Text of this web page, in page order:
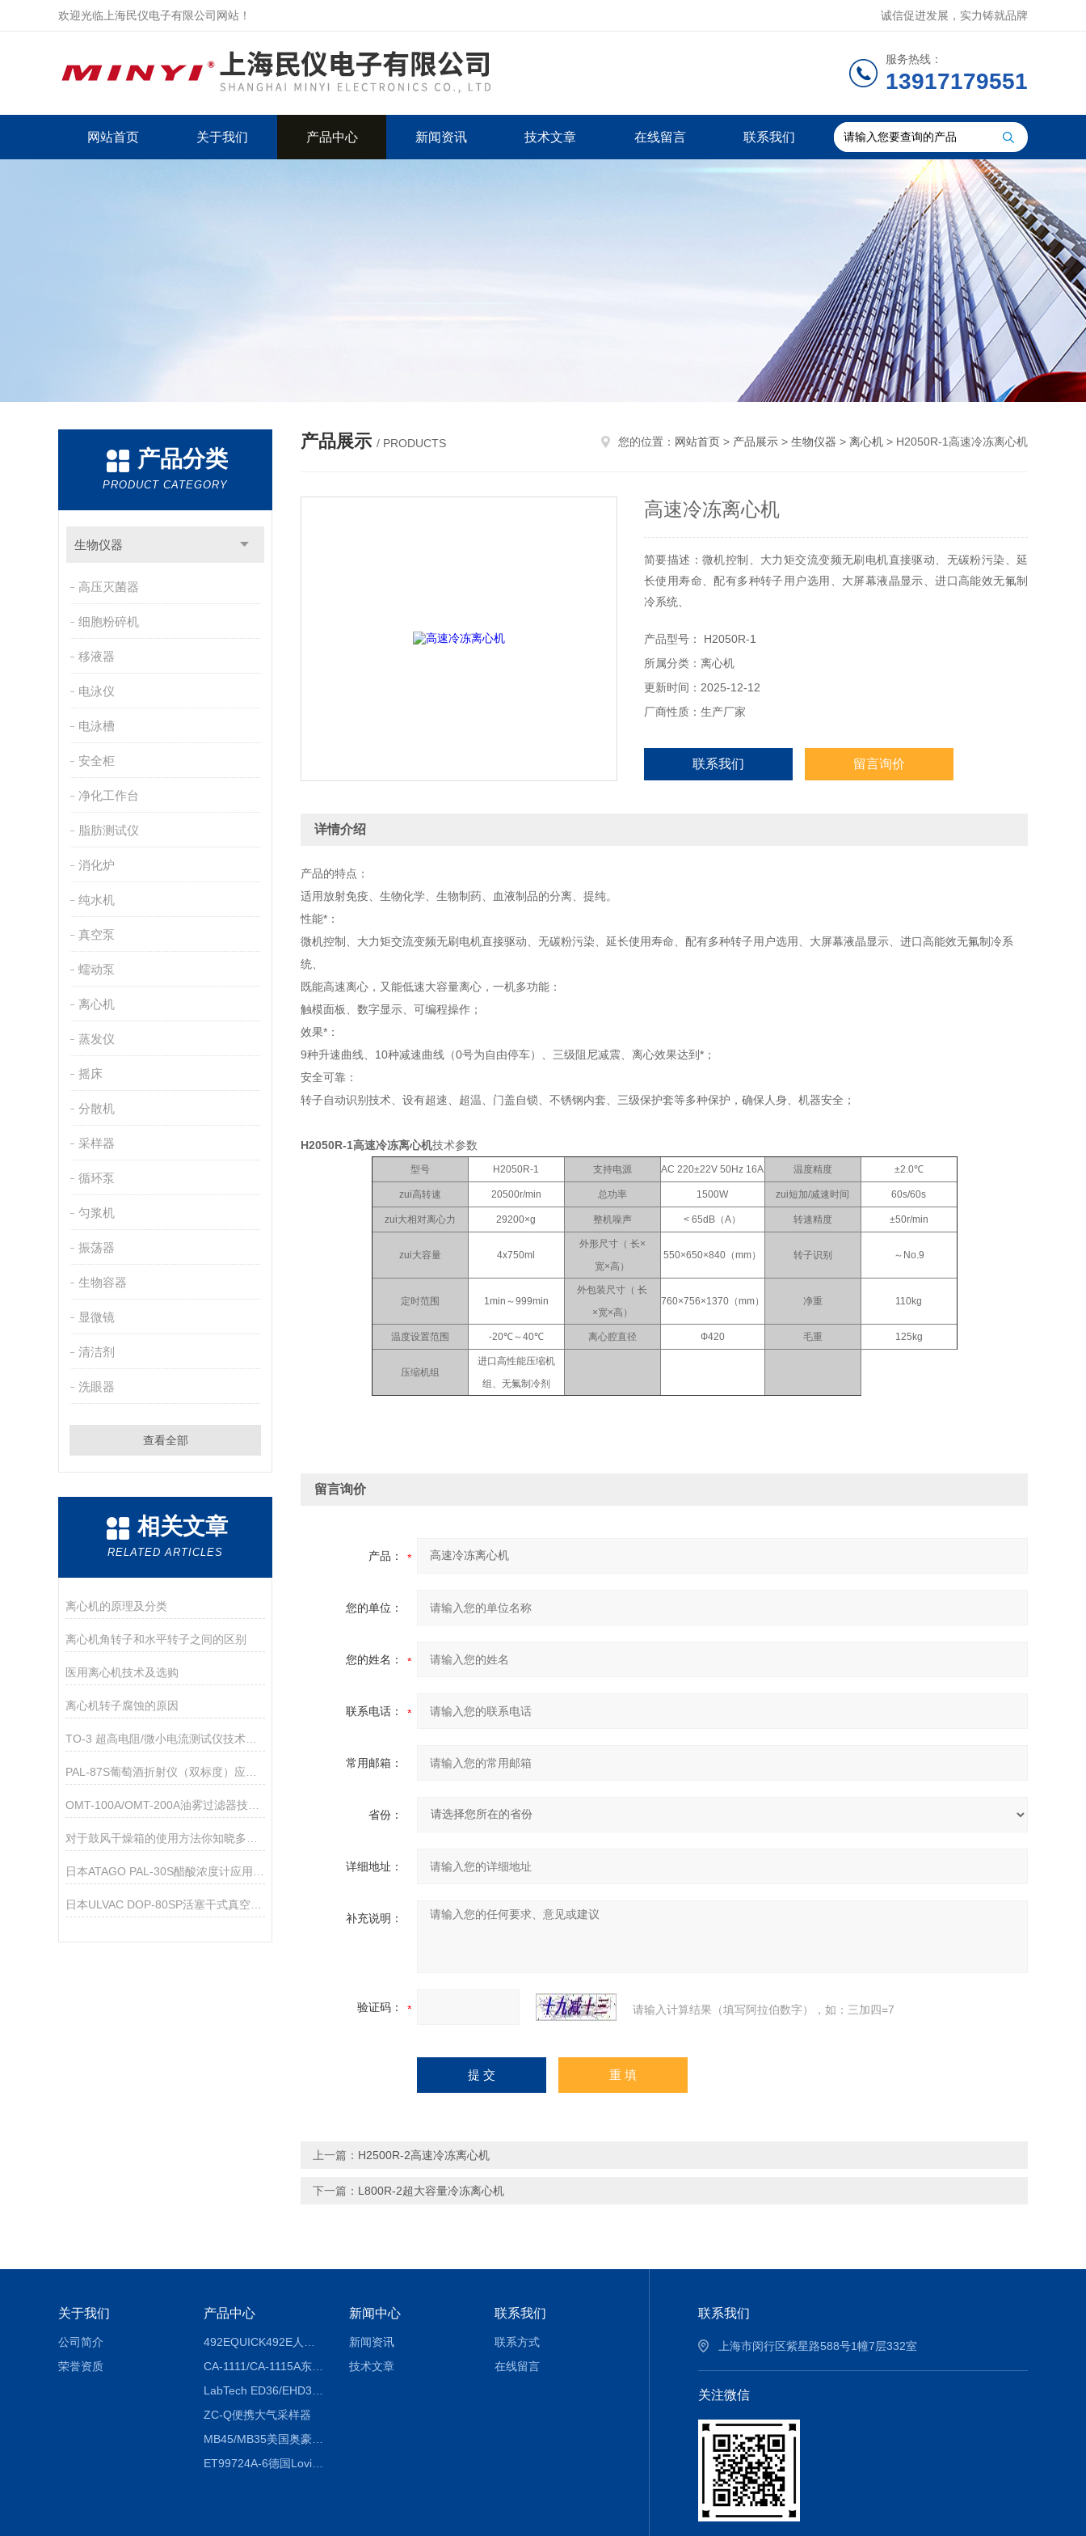
欢迎光临上海民仪电子有限公司网站！ 诚信促进发展，实力铸就品牌
服务热线：
13917179551
网站首页 关于我们 产品中心 新闻资讯 技术文章 在线留言 联系我们
产品分类
PRODUCT CATEGORY
生物仪器
高压灭菌器
细胞粉碎机
移液器
电泳仪
电泳槽
安全柜
净化工作台
脂肪测试仪
消化炉
纯水机
真空泵
蠕动泵
离心机
蒸发仪
摇床
分散机
采样器
循环泵
匀浆机
振荡器
生物容器
显微镜
清洁剂
洗眼器
查看全部
相关文章
RELATED ARTICLES
离心机的原理及分类
离心机角转子和水平转子之间的区别
医用离心机技术及选购
离心机转子腐蚀的原因
TO-3 超高电阻/微小电流测试仪技术参数
OMT-100A/OMT-200A油雾过滤器技术参数
产品展示 / PRODUCTS 您的位置： 网站首页 > 产品展示 > 生物仪器 > 离心机 > H2050R-1高速冷冻离心机
高速冷冻离心机
简要描述：微机控制、大力矩交流变频无刷电机直接驱动、无碳粉污染、延
长使用寿命、配有多种转子用户选用、大屏幕液晶显示、进口高能效无氟制
冷系统、
触模面板、数字显示、可编程操作；
产品型号： H2050R-1
所属分类：离心机
更新时间：2025-12-12
厂商性质：生产厂家
联系我们 留言询价
详情介绍
产品的特点：
适用放射免疫、生物化学、生物制药、血液制品的分离、提纯。
性能*：
微机控制、大力矩交流变频无刷电机直接驱动、无碳粉污染、延长使用寿命、配有多种转子用户选用、大屏幕液晶显示、进口高能效无氟制冷系
统、
既能高速离心，又能低速大容量离心，一机多功能：
触模面板、数字显示、可编程操作；
效果*：
9种升速曲线、10种减速曲线（0号为自由停车）、三级阻尼减震、离心效果达到*；
安全可靠：
转子自动识别技术、设有超速、超温、门盖自锁、不锈钢内套、三级保护套等多种保护，确保人身、机器安全；
H2050R-1高速冷冻离心机技术参数
型号 H2050R-1 支持电源 AC 220±22V 50Hz 16A 温度精度 ±2.0℃
zui高转速 20500r/min 总功率 1500W zui短加/减速时间 60s/60s
zui大相对离心力 29200×g 整机噪声 < 65dB（A） 转速精度 ±50r/min
zui大容量 4x750ml
外形尺寸（ 长×
宽×高）
550×650×840（mm） 转子识别 ～No.9
定时范围 1min～999min
外包装尺寸（ 长
×宽×高）
760×756×1370（mm） 净重 110kg
温度设置范围 -20℃～40℃ 离心腔直径 Ф420 毛重 125kg
压缩机组
进口高性能压缩机
组、无氟制冷剂
留言询价
产品：
您的单位：
您的姓名：
联系电话：
常用邮箱：
省份：
详细地址：
补充说明：
验证码： 请输入计算结果（填写阿拉伯数字），如：三加四=7
上一篇： H2500R-2高速冷冻离心机
下一篇： L800R-2超大容量冷冻离心机
关于我们
公司简介
荣誉资质
产品中心
CA-1111/CA-1115A东京理化EYELA CA-1111/CA-1115A冷却水循环装置
ZC-Q便携大气采样器
MB45/MB35美国奥豪斯OHAUS MB45/MB35卤素红外水分测定仪
ET99724A-6德国Lovibond ET99724A-6微电脑BOD测定仪
新闻中心
新闻资讯
技术文章
联系我们
联系方式
在线留言
联系我们
上海市闵行区紫星路588号1幢7层332室
关注微信